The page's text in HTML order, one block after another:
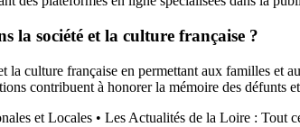
la société et la culture française ?
la culture française en permettant aux familles et
contribuent à honorer la mémoire des défunts
et Locales • Les Actualités de la Loire : Tout